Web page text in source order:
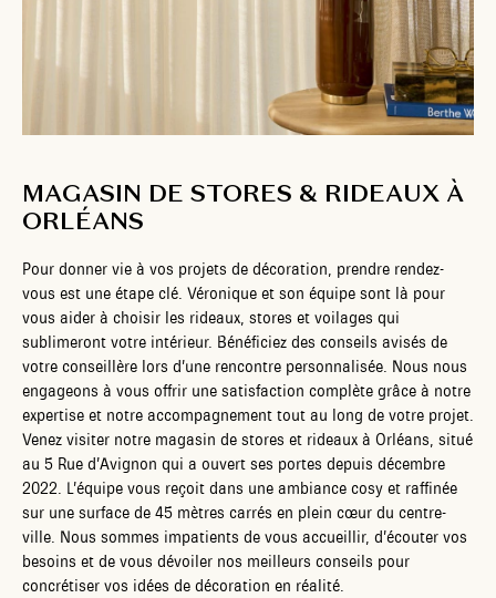
MAGASIN DE STORES & RIDEAUX À
ORLÉANS
Pour donner vie à vos projets de décoration, prendre rendez-
vous est une étape clé. Véronique et son équipe sont là pour
vous aider à choisir les rideaux, stores et voilages qui
sublimeront votre intérieur. Bénéficiez des conseils avisés de
votre conseillère lors d’une rencontre personnalisée. Nous nous
engageons à vous offrir une satisfaction complète grâce à notre
expertise et notre accompagnement tout au long de votre projet.
Venez visiter notre magasin de stores et rideaux à Orléans, situé
au 5 Rue d’Avignon qui a ouvert ses portes depuis décembre
2022. L’équipe vous reçoit dans une ambiance cosy et raffinée
sur une surface de 45 mètres carrés en plein cœur du centre-
ville. Nous sommes impatients de vous accueillir, d’écouter vos
besoins et de vous dévoiler nos meilleurs conseils pour
concrétiser vos idées de décoration en réalité.